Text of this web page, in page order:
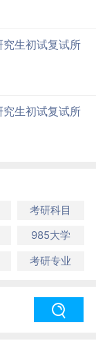
生初试复试所
生初试复试所
考研科目
985大学
考研专业